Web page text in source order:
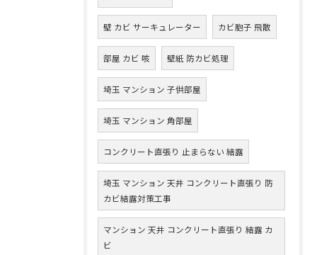
壁 カビ サーキュレーター カビ胞子 飛散
部屋 カビ 咳 壁紙 防カビ処理
埼玉 マンション 子供部屋
埼玉 マンション 角部屋
コンクリート直張り 止まらない 結露
埼玉 マンション 天井 コンクリート直張り 防
カビ結露対策工事
マンション 天井 コンクリート直張り 結露 カ
ビ